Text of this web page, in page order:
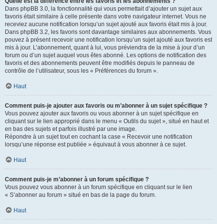
Dans phpBB 3.0, la fonctionnalité qui vous permettait d’ajouter un sujet aux
favoris était similaire à celle présente dans votre navigateur internet. Vous ne
receviez aucune notification lorsqu’un sujet ajouté aux favoris était mis à jour.
Dans phpBB 3.2, les favoris sont davantage similaires aux abonnements. Vous
pouvez à présent recevoir une notification lorsqu’un sujet ajouté aux favoris est
mis à jour. L’abonnement, quant à lui, vous préviendra de la mise à jour d’un
forum ou d’un sujet auquel vous êtes abonné. Les options de notification des
favoris et des abonnements peuvent être modifiés depuis le panneau de
contrôle de l’utilisateur, sous les « Préférences du forum ».
Haut
Comment puis-je ajouter aux favoris ou m’abonner à un sujet spécifique ?
Vous pouvez ajouter aux favoris ou vous abonner à un sujet spécifique en
cliquant sur le lien approprié dans le menu « Outils du sujet », situé en haut et
en bas des sujets et parfois illustré par une image.
Répondre à un sujet tout en cochant la case « Recevoir une notification
lorsqu’une réponse est publiée » équivaut à vous abonner à ce sujet.
Haut
Comment puis-je m’abonner à un forum spécifique ?
Vous pouvez vous abonner à un forum spécifique en cliquant sur le lien
« S’abonner au forum » situé en bas de la page du forum.
Haut